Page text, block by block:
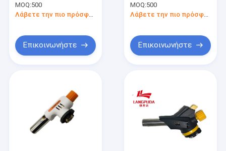
πεζοπορίας, φανός
βουτανίου 22cm
MOQ:500
Λάβετε την πιο πρόσφατη τιμή
Επικοινωνήστε
φανών πυροβόλων
όπλων 1300C
MOQ:500
Λάβετε την πιο πρόσφατη τιμή
Επικοινωνήστε